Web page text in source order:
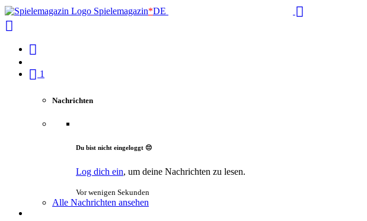
Spielemagazin*DE
1
Nachrichten
Du bist nicht eingeloggt 😔
Log dich ein, um deine Nachrichten zu lesen.
Vor wenigen Sekunden
Alle Nachrichten ansehen